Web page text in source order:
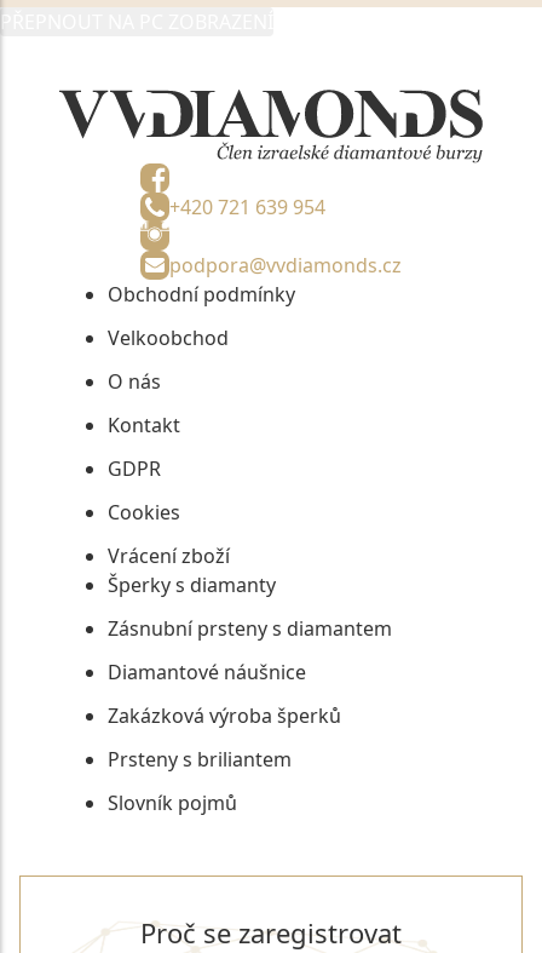
+420 721 639 954
podpora@vvdiamonds.cz
Obchodní podmínky
Velkoobchod
O nás
Kontakt
GDPR
Cookies
Vrácení zboží
Šperky s diamanty
Zásnubní prsteny s diamantem
Diamantové náušnice
Zakázková výroba šperků
Prsteny s briliantem
Slovník pojmů
Proč se zaregistrovat